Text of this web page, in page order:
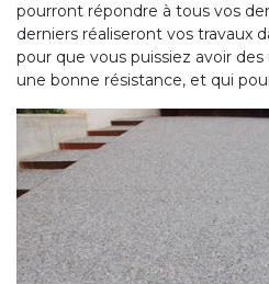
pourront répondre à tous vos
derniers réaliseront vos travaux
pour que vous puissiez avoir
une bonne résistance, et qui